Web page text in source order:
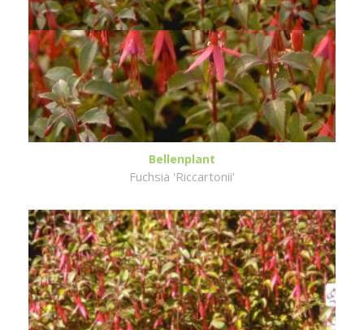
Bellenplant
Fuchsia 'Riccartonii'